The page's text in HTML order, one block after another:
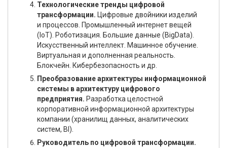
Технологические тренды цифровой
трансформации. Цифровые двойники изделий
и процессов. Промышленный интернет вещей
(IoT). Роботизация. Большие данные (BigData).
Искусственный интеллект. Машинное обучение.
Виртуальная и дополненная реальность.
Блокчейн. Кибербезопасность и др.
Преобразование архитектуры информационной
системы в архитектуру цифрового
предприятия. Разработка целостной
корпоративной информационной архитектуры
компании (хранилищ данных, аналитических
систем, BI).
Руководитель по цифровой трансформации.